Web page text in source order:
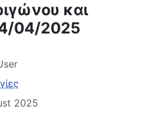
και
04/2025
2025